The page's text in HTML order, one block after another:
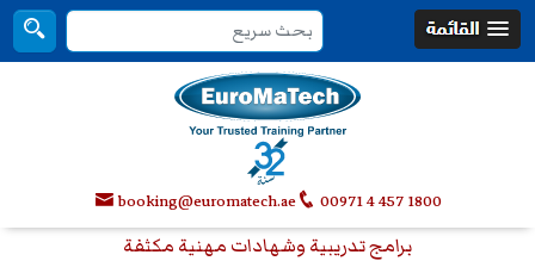
00971 4 457 1800
booking@euromatech.ae
برامج تدريبية وشهادات مهنية مكثفة